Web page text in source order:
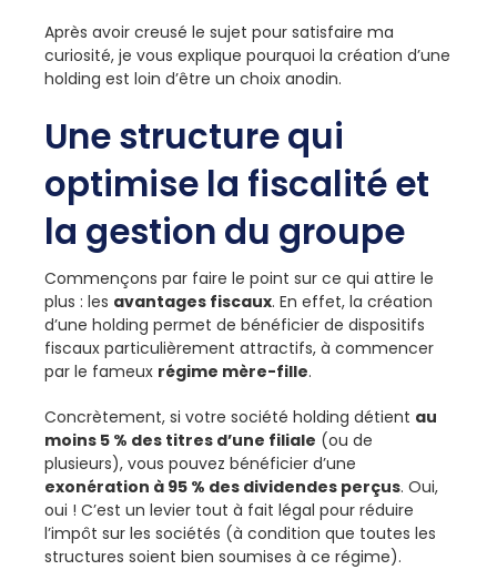
Après avoir creusé le sujet pour satisfaire ma
curiosité, je vous explique pourquoi la création d’une
holding est loin d’être un choix anodin.
Une structure qui
optimise la fiscalité et
la gestion du groupe
Commençons par faire le point sur ce qui attire le
plus : les avantages fiscaux. En effet, la création
d’une holding permet de bénéficier de dispositifs
fiscaux particulièrement attractifs, à commencer
par le fameux régime mère-fille.
Concrètement, si votre société holding détient au
moins 5 % des titres d’une filiale (ou de
plusieurs), vous pouvez bénéficier d’une
exonération à 95 % des dividendes perçus. Oui,
oui ! C’est un levier tout à fait légal pour réduire
l’impôt sur les sociétés (à condition que toutes les
structures soient bien soumises à ce régime).